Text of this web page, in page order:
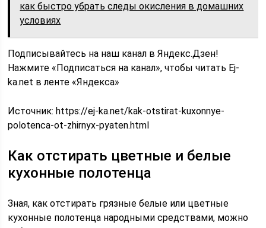
как быстро убрать следы окисления в домашних
условиях
Подписывайтесь на наш канал в Яндекс.Дзен!
Нажмите «Подписаться на канал», чтобы читать Ej-
ka.net в ленте «Яндекса»
Источник:https://ej-ka.net/kak-otstirat-kuxonnye-
polotenca-ot-zhirnyx-pyaten.html
Как отстирать цветные и белые
кухонные полотенца
Зная, как отстирать грязные белые или цветные
кухонные полотенца народными средствами, можно